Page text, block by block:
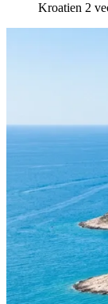
Kroatien 2